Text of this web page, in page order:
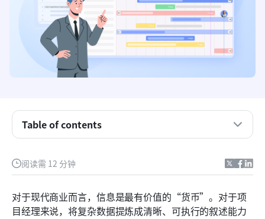
阅读需 12 分钟
对于现代商业而言，信息是最有价值的“货币”。对于项
目经理来说，将复杂数据提炼成清晰、可执行的叙述能力
Table of contents
什么是项目状态报告模板？
标准项目管理状态报告模板中的关键组成部分
现成的项目状态报告模板
现代选择：使用 Lark 轻松管理报告工作流程
状态报告模板的最佳实践